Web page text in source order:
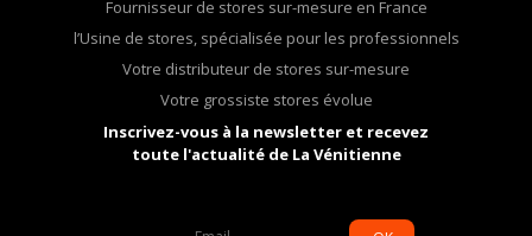
Fournisseur de stores sur-mesure en France
l’Usine de stores, spécialisée pour les professionnels
Votre distributeur de stores sur-mesure
Votre grossiste stores évolue
Inscrivez-vous à la newsletter et recevez
toute l'actualité de La Vénitienne